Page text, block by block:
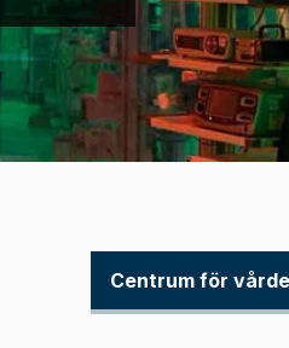
Centrum för